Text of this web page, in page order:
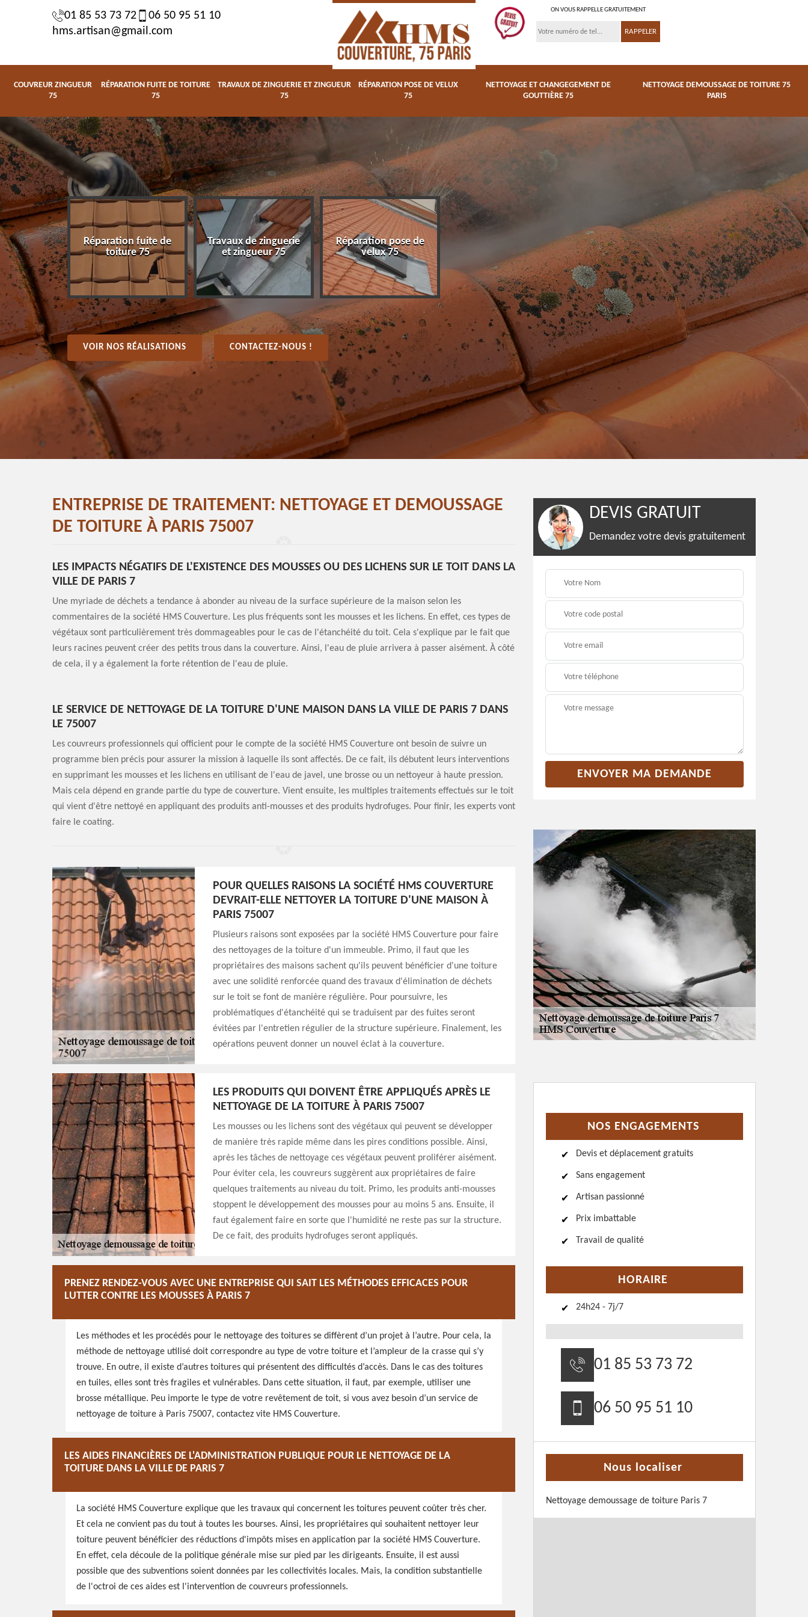
01 85 53 73 72
06 50 95 51 10
hms.artisan@gmail.com
ON VOUS RAPPELLE GRATUITEMENT
COUVREUR ZINGUEUR
75
RÉPARATION FUITE DE TOITURE
75
TRAVAUX DE ZINGUERIE ET ZINGUEUR
75
RÉPARATION POSE DE VELUX
75
NETTOYAGE ET CHANGEGEMENT DE
GOUTTIÈRE 75
NETTOYAGE DEMOUSSAGE DE TOITURE 75
PARIS
75
Réparation fuite de
toiture 75
Travaux de zinguerie
et zingueur 75
Réparation pose de
velux 75
changegement de
gouttière 75
Nettoyage
demoussage de
toiture 75 Paris
Couvreur zingueur 75
VOIR NOS RÉALISATIONS CONTACTEZ-NOUS !
ENTREPRISE DE TRAITEMENT: NETTOYAGE ET DEMOUSSAGE
DE TOITURE À PARIS 75007
LES IMPACTS NÉGATIFS DE L'EXISTENCE DES MOUSSES OU DES LICHENS SUR LE TOIT DANS LA
VILLE DE PARIS 7
Une myriade de déchets a tendance à abonder au niveau de la surface supérieure de la maison selon les
commentaires de la société HMS Couverture. Les plus fréquents sont les mousses et les lichens. En effet, ces types de
végétaux sont particulièrement très dommageables pour le cas de l'étanchéité du toit. Cela s'explique par le fait que
leurs racines peuvent créer des petits trous dans la couverture. Ainsi, l'eau de pluie arrivera à passer aisément. À côté
de cela, il y a également la forte rétention de l'eau de pluie.
LE SERVICE DE NETTOYAGE DE LA TOITURE D'UNE MAISON DANS LA VILLE DE PARIS 7 DANS
LE 75007
Les couvreurs professionnels qui officient pour le compte de la société HMS Couverture ont besoin de suivre un
programme bien précis pour assurer la mission à laquelle ils sont affectés. De ce fait, ils débutent leurs interventions
en supprimant les mousses et les lichens en utilisant de l'eau de javel, une brosse ou un nettoyeur à haute pression.
Mais cela dépend en grande partie du type de couverture. Vient ensuite, les multiples traitements effectués sur le toit
qui vient d'être nettoyé en appliquant des produits anti-mousses et des produits hydrofuges. Pour finir, les experts vont
faire le coating.
POUR QUELLES RAISONS LA SOCIÉTÉ HMS COUVERTURE
DEVRAIT-ELLE NETTOYER LA TOITURE D'UNE MAISON À
PARIS 75007
Plusieurs raisons sont exposées par la société HMS Couverture pour faire
des nettoyages de la toiture d'un immeuble. Primo, il faut que les
propriétaires des maisons sachent qu'ils peuvent bénéficier d'une toiture
avec une solidité renforcée quand des travaux d'élimination de déchets
sur le toit se font de manière régulière. Pour poursuivre, les
problématiques d'étanchéité qui se traduisent par des fuites seront
évitées par l'entretien régulier de la structure supérieure. Finalement, les
opérations peuvent donner un nouvel éclat à la couverture.
LES PRODUITS QUI DOIVENT ÊTRE APPLIQUÉS APRÈS LE
NETTOYAGE DE LA TOITURE À PARIS 75007
Les mousses ou les lichens sont des végétaux qui peuvent se développer
de manière très rapide même dans les pires conditions possible. Ainsi,
après les tâches de nettoyage ces végétaux peuvent proliférer aisément.
Pour éviter cela, les couvreurs suggèrent aux propriétaires de faire
quelques traitements au niveau du toit. Primo, les produits anti-mousses
stoppent le développement des mousses pour au moins 5 ans. Ensuite, il
faut également faire en sorte que l'humidité ne reste pas sur la structure.
De ce fait, des produits hydrofuges seront appliqués.
PRENEZ RENDEZ-VOUS AVEC UNE ENTREPRISE QUI SAIT LES MÉTHODES EFFICACES POUR
LUTTER CONTRE LES MOUSSES À PARIS 7
Les méthodes et les procédés pour le nettoyage des toitures se diffèrent d’un projet à l’autre. Pour cela, la
méthode de nettoyage utilisé doit correspondre au type de votre toiture et l’ampleur de la crasse qui s’y
trouve. En outre, il existe d’autres toitures qui présentent des difficultés d’accès. Dans le cas des toitures
en tuiles, elles sont très fragiles et vulnérables. Dans cette situation, il faut, par exemple, utiliser une
brosse métallique. Peu importe le type de votre revêtement de toit, si vous avez besoin d’un service de
nettoyage de toiture à Paris 75007, contactez vite HMS Couverture.
LES AIDES FINANCIÈRES DE L'ADMINISTRATION PUBLIQUE POUR LE NETTOYAGE DE LA
TOITURE DANS LA VILLE DE PARIS 7
La société HMS Couverture explique que les travaux qui concernent les toitures peuvent coûter très cher.
Et cela ne convient pas du tout à toutes les bourses. Ainsi, les propriétaires qui souhaitent nettoyer leur
toiture peuvent bénéficier des réductions d'impôts mises en application par la société HMS Couverture.
En effet, cela découle de la politique générale mise sur pied par les dirigeants. Ensuite, il est aussi
possible que des subventions soient données par les collectivités locales. Mais, la condition substantielle
de l'octroi de ces aides est l'intervention de couvreurs professionnels.
DEVIS GRATUIT
Demandez votre devis gratuitement
NOS ENGAGEMENTS
Devis et déplacement gratuits
Sans engagement
Artisan passionné
Prix imbattable
Travail de qualité
HORAIRE
24h24 - 7j/7
01 85 53 73 72
06 50 95 51 10
Nous localiser
Nettoyage demoussage de toiture Paris 7